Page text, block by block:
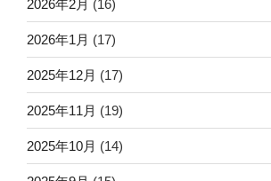
2026年2月 (16)
2026年1月 (17)
2025年12月 (17)
2025年11月 (19)
2025年10月 (14)